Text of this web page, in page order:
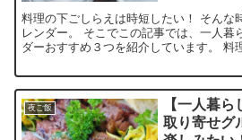
料理の下ごしらえは時短したい！ そんな
レンダー。 そこでこの記事では、一人暮
ダーおすすめ３つを紹介しています。 料
い。
夜ご飯
【一人暮
取り寄せグ